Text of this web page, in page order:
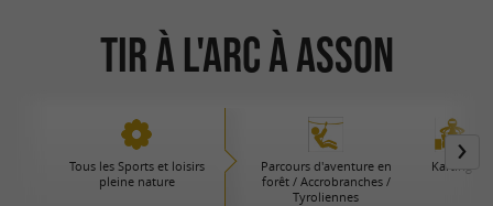
Tir à l'Arc à Asson
Tous les Sports et loisirs
pleine nature
Parcours d'aventure en
forêt / Accrobranches /
Tyroliennes
Karting